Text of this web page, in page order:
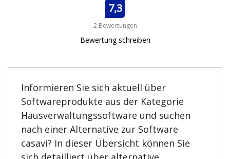
7,3
2 Bewertungen
Bewertung schreiben
Informieren Sie sich aktuell über
Softwareprodukte aus der Kategorie
Hausverwaltungssoftware und suchen
nach einer Alternative zur Software
casavi? In dieser Übersicht können Sie